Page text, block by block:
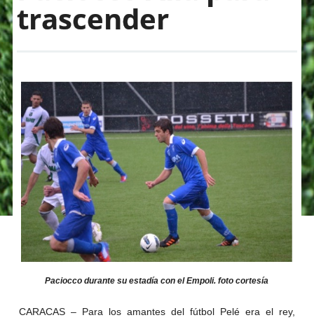
trascender
Paciocco durante su estadía con el Empoli. foto cortesía
CARACAS – Para los amantes del fútbol Pelé era el rey,